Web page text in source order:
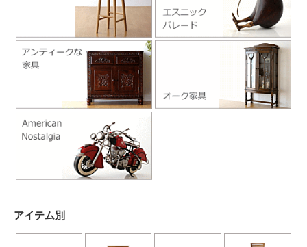
アイテム別